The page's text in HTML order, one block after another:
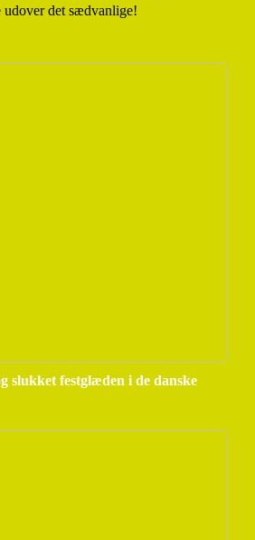
udover det sædvanlige!
slukket festglæden i de danske